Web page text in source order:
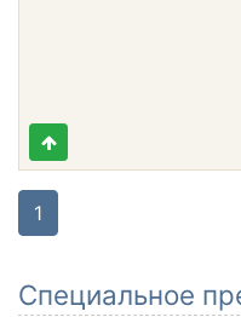
1
Cпециальное